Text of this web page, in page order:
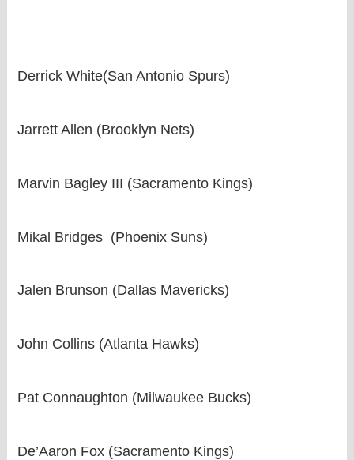
Derrick White(San Antonio Spurs)
Jarrett Allen (Brooklyn Nets)
Marvin Bagley III (Sacramento Kings)
Mikal Bridges (Phoenix Suns)
Jalen Brunson (Dallas Mavericks)
John Collins (Atlanta Hawks)
Pat Connaughton (Milwaukee Bucks)
De’Aaron Fox (Sacramento Kings)